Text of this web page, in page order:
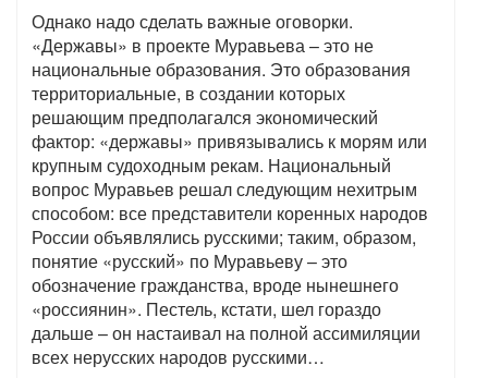
Однако надо сделать важные оговорки.
«Державы» в проекте Муравьева – это не
национальные образования. Это образования
территориальные, в создании которых
решающим предполагался экономический
фактор: «державы» привязывались к морям или
крупным судоходным рекам. Национальный
вопрос Муравьев решал следующим нехитрым
способом: все представители коренных народов
России объявлялись русскими; таким, образом,
понятие «русский» по Муравьеву – это
обозначение гражданства, вроде нынешнего
«россиянин». Пестель, кстати, шел гораздо
дальше – он настаивал на полной ассимиляции
всех нерусских народов русскими…